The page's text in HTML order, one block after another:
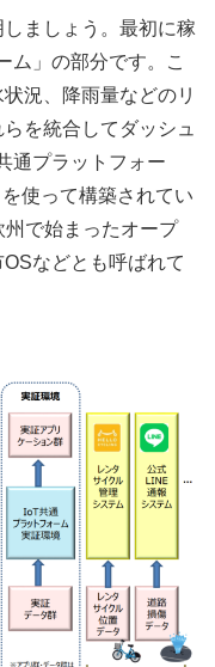
ましょう。最初に稼
ム」の部分です。こ
況、降雨量などのリ
を統合してダッシュ
通プラットフォー
使って構築されてい
で始まったオープ
などとも呼ばれて